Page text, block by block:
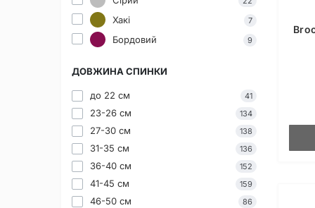
Хакі 7
Бордовий 9
ДОВЖИНА СПИНКИ
до 22 см 41
23-26 см 134
27-30 см 138
31-35 см 136
36-40 см 152
41-45 см 159
46-50 см 86